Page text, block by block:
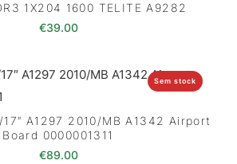
1X204 1600 TELITE A9282
€39.00
Sem stock
17″ A1297 2010/MB A1342 Airport
Board 0000001311
€89.00